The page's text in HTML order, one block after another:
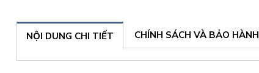
NỘI DUNG CHI TIẾT CHÍNH SÁCH VÀ BẢO HÀNH